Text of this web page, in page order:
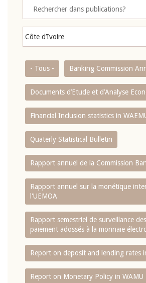
- Tous - Banking Commission
Documents d’Etude et d’Analyse
Financial Inclusion statistics in
Quaterly Statistical Bulletin
Rapport annuel de la Commission
Rapport annuel sur la monétique
l'UEMOA
Rapport semestriel de surveillance
paiement adossés à la monnaie
Report on deposit and lending rates
Report on Monetary Policy in WAMU